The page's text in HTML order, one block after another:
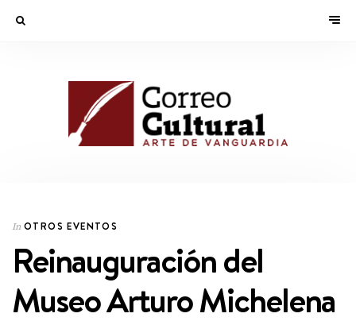
In OTROS EVENTOS
Reinauguración del
Museo Arturo Michelena